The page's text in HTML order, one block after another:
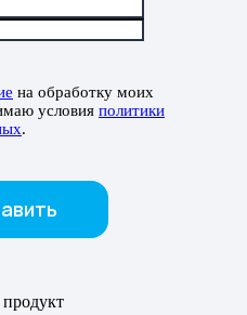
на обработку моих
условия политики
.